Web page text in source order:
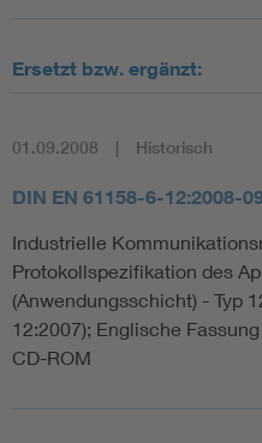
Ersetzt bzw. ergänzt:
01.09.2008 Historisch
DIN EN 61158-6-12:2008-
Industrielle
Protokollspezifikation des
(Anwendungsschicht) - Typ
12:2007); Englische
CD-ROM